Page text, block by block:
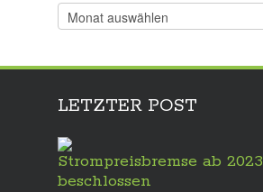
Ältere
Beiträge
LETZTER POST
Strompreisbremse ab 2023
beschlossen